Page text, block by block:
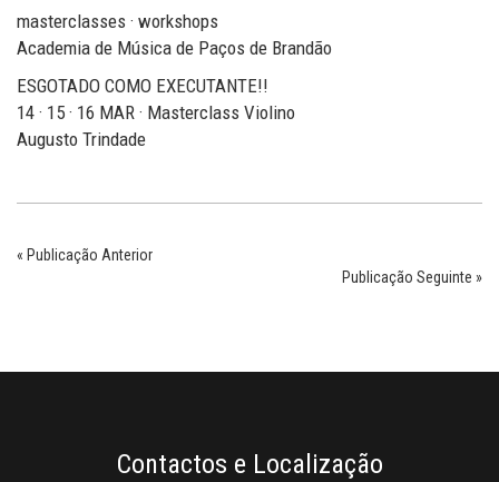
masterclasses · workshops
Academia de Música de Paços de Brandão
ESGOTADO COMO EXECUTANTE!!
14 · 15 · 16 MAR · Masterclass Violino
Augusto Trindade
« Publicação Anterior
Publicação Seguinte »
Contactos e Localização